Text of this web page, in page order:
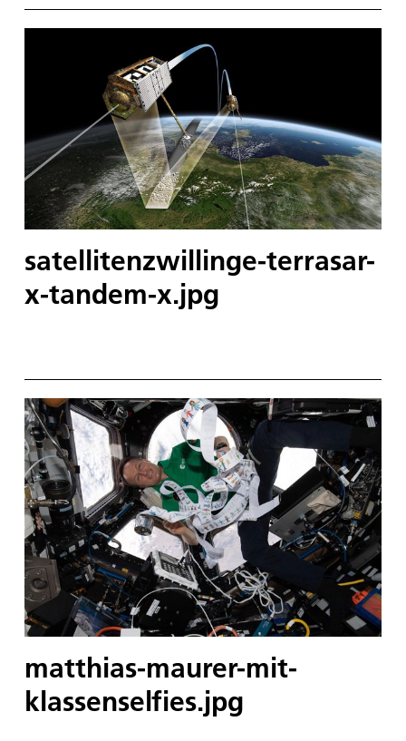
satellitenzwillinge-terrasar-
x-tandem-x.jpg
matthias-maurer-mit-
klassenselfies.jpg